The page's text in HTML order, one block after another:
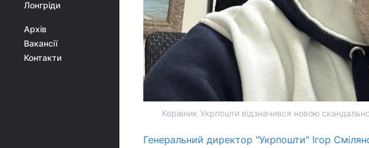
Лонгріди
Архів
Вакансії
Контакти
Керівник Укрпошти відзначився новою
Генеральний директор "Укрпошти" Ігор